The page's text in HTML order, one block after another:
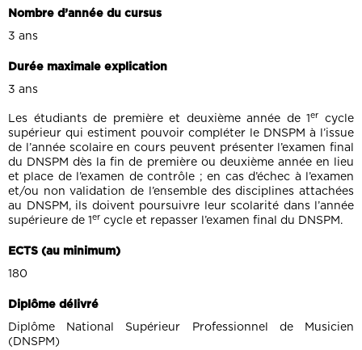
Nombre d’année du cursus
3 ans
Durée maximale explication
3 ans
Les étudiants de première et deuxième année de 1er
cycle
supérieur qui estiment pouvoir compléter le DNSPM à l’issue
de l’année scolaire en cours peuvent présenter l’examen final
du DNSPM dès la fin de première ou deuxième année en lieu
et place de l’examen de contrôle ; en cas d’échec à l’examen
et/ou non validation de l’ensemble des disciplines attachées
au DNSPM, ils doivent poursuivre leur scolarité dans l’année
supérieure de 1 er cycle et repasser l’examen final du DNSPM.
ECTS (au minimum)
180
Diplôme délivré
Diplôme National Supérieur Professionnel de Musicien
(DNSPM)